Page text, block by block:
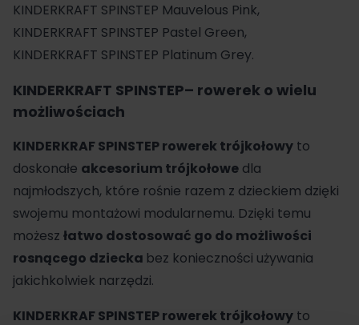
KINDERKRAFT SPINSTEP Mauvelous Pink,
KINDERKRAFT SPINSTEP Pastel Green,
KINDERKRAFT SPINSTEP Platinum Grey.
KINDERKRAFT SPINSTEP– rowerek o wielu
możliwościach
KINDERKRAF SPINSTEP rowerek trójkołowy to
doskonałe akcesorium trójkołowe dla
najmłodszych, które rośnie razem z dzieckiem dzięki
swojemu montażowi modularnemu. Dzięki temu
możesz łatwo dostosować go do możliwości
rosnącego dziecka bez konieczności używania
jakichkolwiek narzędzi.
KINDERKRAF SPINSTEP rowerek trójkołowy to